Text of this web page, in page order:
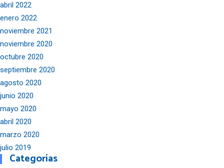
abril 2022
enero 2022
noviembre 2021
noviembre 2020
octubre 2020
septiembre 2020
agosto 2020
junio 2020
mayo 2020
abril 2020
marzo 2020
julio 2019
Categorías